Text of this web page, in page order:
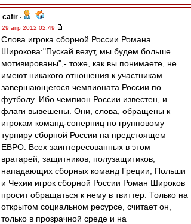
cafir -
29 апр 2012 02:49
Слова игрока сборной России Романа
Широкова:"Пускай везут, мы будем больше
мотивированы",- тоже, как вы понимаете, не
имеют никакого отношения к участникам
завершающегося чемпионата России по
футболу. Ибо чемпион России известен, и
флаги вывешены. Они, слова, обращены к
игрокам команд-соперниц по групповому
турниру сборной России на предстоящем
ЕВРО. Всех заинтересованных в этом
вратарей, защитников, полузащитиков,
нападающих сборных команд Греции, Польши
и Чехии игрок сборной России Роман Широков
просит обращаться к нему в твиттер. Только на
открытом социальном ресурсе, считает он,
только в прозрачной среде и на